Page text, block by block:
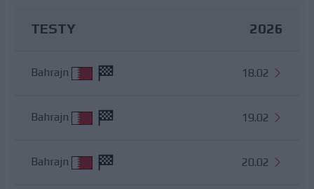
TESTY 2026
Bahrajn 18.02
Bahrajn 19.02
Bahrajn 20.02